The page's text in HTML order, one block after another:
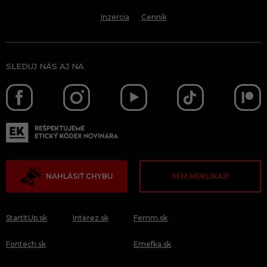
Inzercia Cenník
SLEDUJ NÁS AJ NA
NAHLÁSIŤ CHYBU SEM NEKLIKAJ!
StartItUp.sk
Fontech.sk
Interez.sk Femm.sk
Emefka.sk